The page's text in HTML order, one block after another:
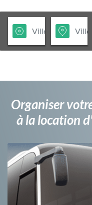
Organiser
à la location